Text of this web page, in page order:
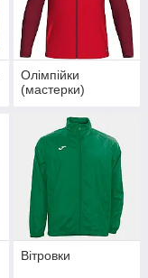
Олімпійки
(мастерки)
Вітровки